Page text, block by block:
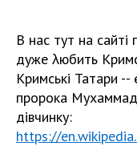
В нас тут на сайті
дуже λюбить
Кримські Татари --
пророка
дівчинку:
https://